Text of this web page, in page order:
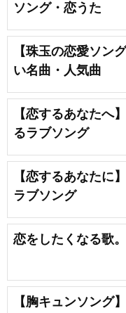
ソング・恋うた
【珠玉の恋愛ソン
い名曲・人気曲
【恋するあなたへ
るラブソング
【恋するあなたに
ラブソング
恋をしたくなる歌
【胸キュンソング